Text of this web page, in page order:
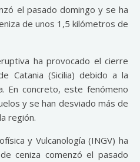
el pasado domingo y se ha
de unos 1,5 kilómetros de
ha provocado el cierre
Catania (Sicilia) debido a la
En concreto, este fenómeno
y se han desviado más de
región.
y Vulcanología (INGV) ha
ceniza comenzó el pasado